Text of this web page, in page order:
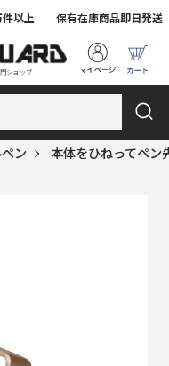
ショップ
以上 保有在庫商品即日発送
ン 本体をひねってペン